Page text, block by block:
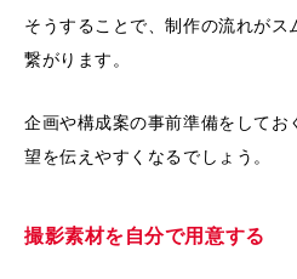
そうすることで、制作の流れが
繋がります。
企画や構成案の事前準備をして
望を伝えやすくなるでしょう。
撮影素材を自分で用意する